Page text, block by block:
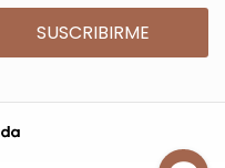
SUSCRIBIRME